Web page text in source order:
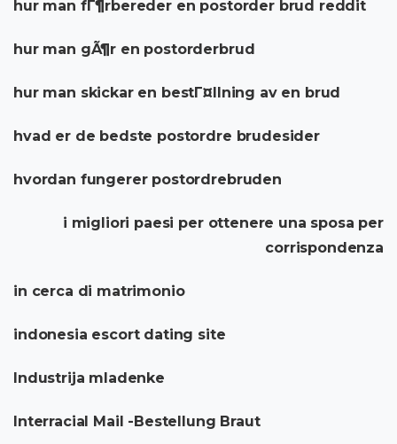
hur man fГ¶rbereder en postorder brud reddit
hur man gÃ¶r en postorderbrud
hur man skickar en bestГ¤llning av en brud
hvad er de bedste postordre brudesider
hvordan fungerer postordrebruden
i migliori paesi per ottenere una sposa per
corrispondenza
in cerca di matrimonio
indonesia escort dating site
Industrija mladenke
Interracial Mail -Bestellung Braut